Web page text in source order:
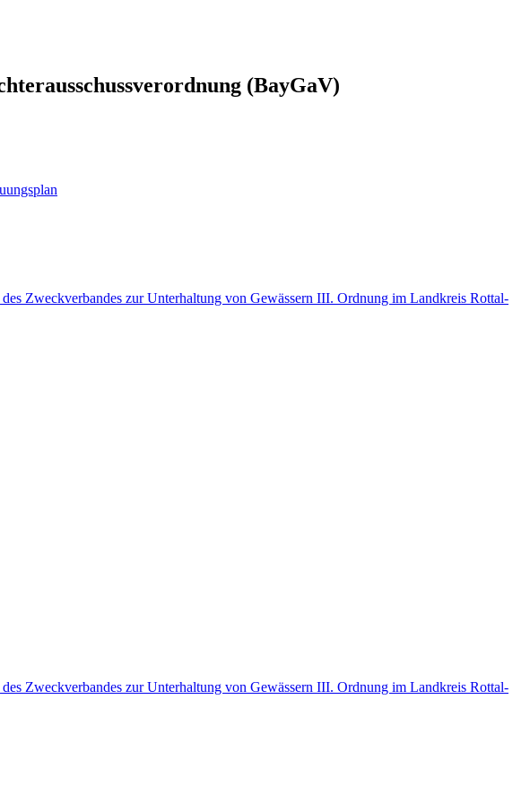
(BayGaV)
Zweckverbandes zur Unterhaltung von Gewässern III. Ordnung im Landkreis Rottal-
Zweckverbandes zur Unterhaltung von Gewässern III. Ordnung im Landkreis Rottal-